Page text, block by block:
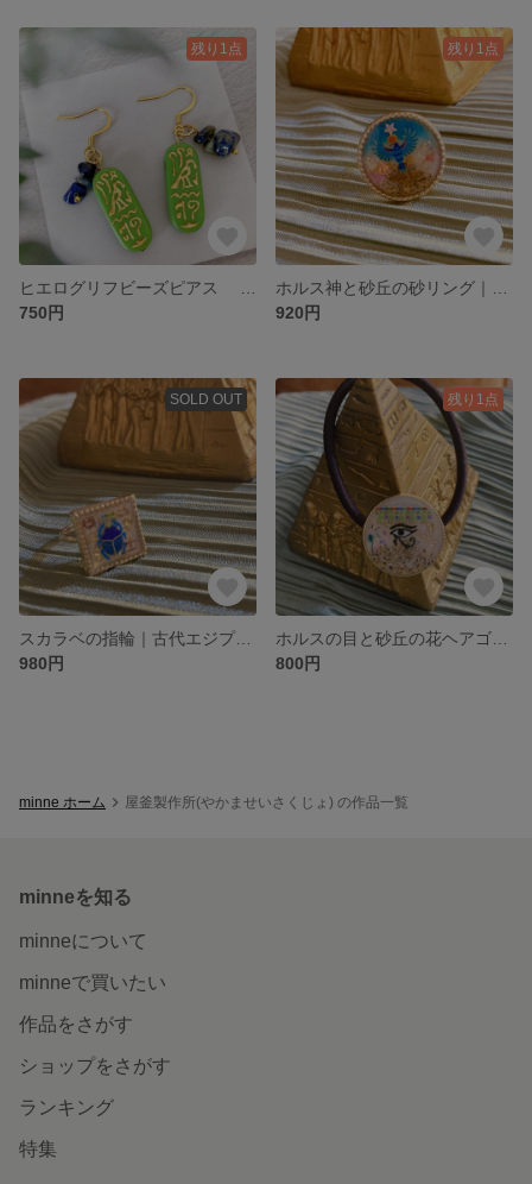
残り1点
750円
残り1点
920円
SOLD OUT
スカラベの指輪｜古代エジプトの護符風リング｜旅するシリーズ
980円
残り1点
800円
minne ホーム 屋釜製作所(やかませいさくじょ) の作品一覧
minneを知る
minneについて
minneで買いたい
作品をさがす
ショップをさがす
ランキング
特集